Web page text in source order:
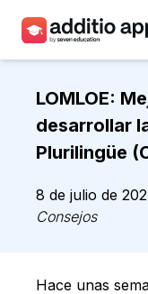
Centros
Recursos
Planes
LOMLOE:
desarrollar
Plurilingüe
8 de julio de
Consejos
Hace unas